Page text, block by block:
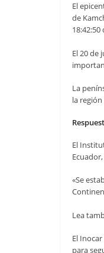
El
de
El 20 de
La
la
El
Ecuador,
«Se
Lea
El
para